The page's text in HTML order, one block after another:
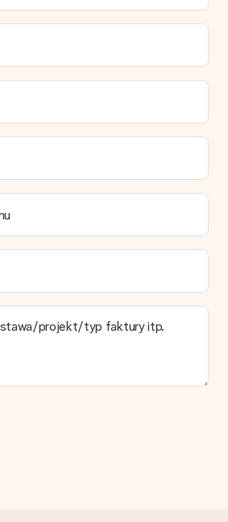
wziąć pod uwagę dodatkowo do 3
- kwota musi zostać zaksięgowana,
do produkcji. Robiąc przelew, należy
Europejski.
nie jest spełnia oczekiwań?
razem z zamówieniem?
nie jest wysyłany z zamówieniem.
w e-mailu z potwierdzeniem wysyłki.
na koncie MySurprise. Dzięki temu
bezpośrednio do odbiorcy, co będzie
projekt/typ faktury itp.